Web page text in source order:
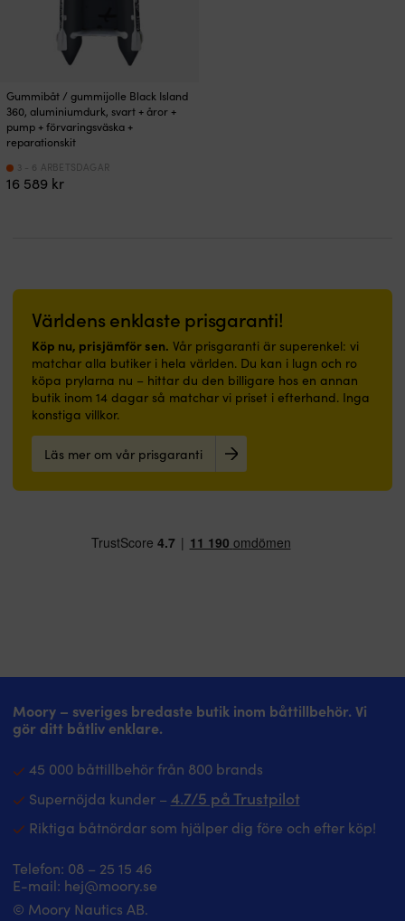
Gummibåt / gummijolle Black Island
360, aluminiumdurk, svart + åror +
pump + förvaringsväska +
reparationskit
16 589 kr
3 - 6 ARBETSDAGAR
Världens enklaste prisgaranti!
Köp nu, prisjämför sen. Vår prisgaranti är superenkel: vi
matchar alla butiker i hela världen. Du kan i lugn och ro
köpa prylarna nu – hittar du den billigare hos en annan
butik inom 14 dagar så matchar vi priset i efterhand. Inga
konstiga villkor.
Läs mer om vår prisgaranti
Moory – sveriges bredaste butik inom båttillbehör. Vi
gör ditt båtliv enklare.
45 000 båttillbehör från 800 brands
Supernöjda kunder – 4.7/5 på Trustpilot
Riktiga båtnördar som hjälper dig före och efter köp!
Telefon: 08 – 25 15 46
E-mail: hej@moory.se
© Moory Nautics AB.